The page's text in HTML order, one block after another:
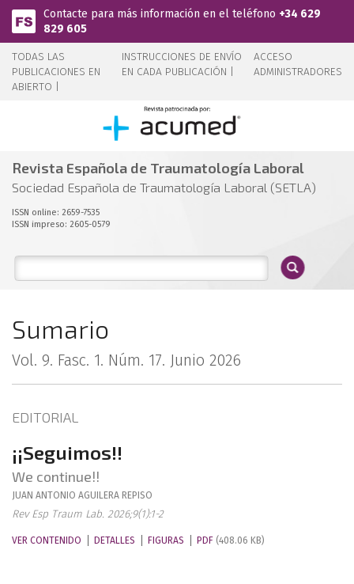
Pasar al contenido principal
Contacte para más información en el teléfono +34 629
829 605
TODAS LAS
PUBLICACIONES EN
ABIERTO |
INSTRUCCIONES DE ENVÍO
EN CADA PUBLICACIÓN |
ACCESO
ADMINISTRADORES
Revista Española de Traumatología Laboral
Sociedad Española de Traumatología Laboral (SETLA)
ISSN online: 2659-7535
ISSN impreso: 2605-0579
Sumario
Vol. 9. Fasc. 1. Núm. 17. Junio 2026
EDITORIAL
¡¡Seguimos!!
We continue!!
JUAN ANTONIO AGUILERA REPISO
Rev Esp Traum Lab. 2026;9(1):1-2
VER CONTENIDO DETALLES FIGURAS PDF (408.06 KB)